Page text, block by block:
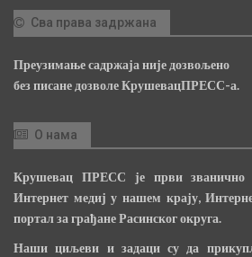
Сва права задржана
Преузимање садржаја није дозвољено
без писане дозволе КрушевацПРЕСС-а.
О нама
Крушевац ПРЕСС је први званично
Интернет медиј у нашем крају,
портал за грађане Расинског округа.
Наши циљеви и задаци су да